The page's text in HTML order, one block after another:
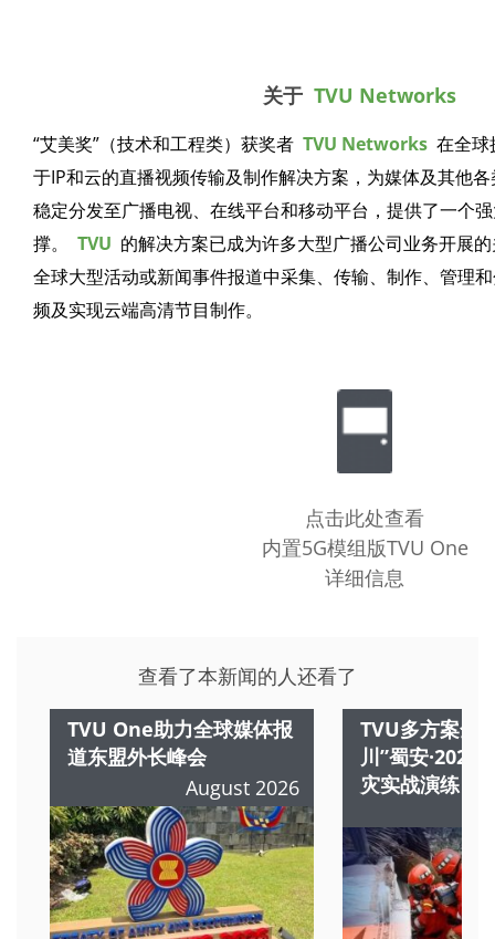
关于 TVU Networks
“艾美奖”（技术和工程类）获奖者 TVU Networks 在全球
于IP和云的直播视频传输及制作解决方案，为媒体及其他
稳定分发至广播电视、在线平台和移动平台，提供了一个
撑。 TVU 的解决方案已成为许多大型广播公司业务开展
全球大型活动或新闻事件报道中采集、传输、制作、管理
频及实现云端高清节目制作。
点击此处查看
内置5G模组版TVU One
详细信息
查看了本新闻的人还看了
TVU One助力全球媒体报
道东盟外长峰会
August 2026
TVU多方案全
川”蜀安
灾实战演练